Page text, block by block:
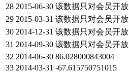
28 2015-06-30 该数据只对会员开放
29 2015-03-31 该数据只对会员开放
30 2014-12-31 该数据只对会员开放
31 2014-09-30 该数据只对会员开放
32 2014-06-30 86.028000843004
33 2014-03-31 -67.615750751015